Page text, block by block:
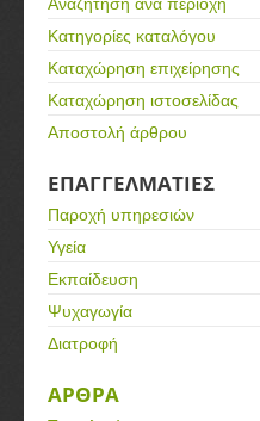
Αναζήτηση ανά περιοχή
Κατηγορίες καταλόγου
Καταχώρηση επιχείρησης
Καταχώρηση ιστοσελίδας
Αποστολή άρθρου
ΕΠΑΓΓΕΛΜΑΤΙΕΣ
Παροχή υπηρεσιών
Υγεία
Εκπαίδευση
Ψυχαγωγία
Διατροφή
ΑΡΘΡΑ